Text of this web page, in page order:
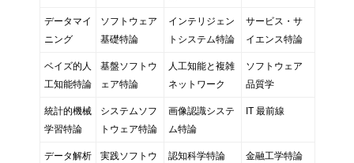
データマイ
ニング
ソフトウェア
基礎特論
インテリジェン
トシステム特論
サービス・サ
イエンス特論
ベイズ的人
工知能特論
基盤ソフトウ
ェア特論
人工知能と複雑
ネットワーク
ソフトウェア
品質学
統計的機械
学習特論
システムソフ
トウェア特論
画像認識システ
ム特論
IT 最前線
データ解析
実践ソフトウ
認知科学特論 金融工学特論